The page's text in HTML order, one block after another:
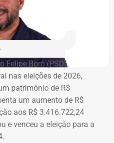
chega a R$
após
Rafael Aloisio Freitas
em 2026. Em
enquanto em
ao longo das
Eleitoral. Em 2016, o
Fomos ouvidos e
que, em até dez dias, a
Tatiana Roque em
científica
após críticas de
e entidades ligadas ao
do governo de tirar a
Felipe Boró (PSD),
nas eleições de 2026,
patrimônio de R$
um aumento de R$
aos R$ 3.416.722,24
e venceu a eleição para a